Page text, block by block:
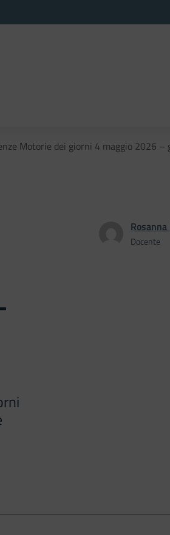
Motorie dei giorni 4 maggio 2026 –
Docente